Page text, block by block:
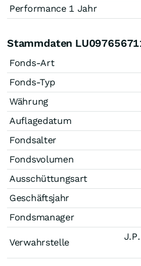
Performance 1 Jahr
Stammdaten
Fonds-Art
Fonds-Typ
Währung
Auflagedatum
Fondsalter
Fondsvolumen
Ausschüttungsart
Geschäftsjahr
Fondsmanager
Verwahrstelle